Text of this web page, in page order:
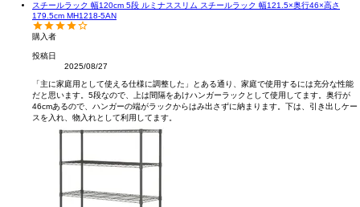
スチールラック 幅120cm 5段 ルミナススリム スチールラック 幅121.5×奥行46×高さ
179.5cm MH1218-5AN
購入者
投稿日
2025/08/27
「主に家庭用として使える仕様に調整した」とある通り、家庭で使用するには充分な性能
だと思います。5段なので、上は間隔をあけハンガーラックとして使用してます。奥行が
46cmあるので、ハンガーの端がラックからはみ出さずに納まります。下は、引き出しケー
スを入れ、物入れとして利用してます。